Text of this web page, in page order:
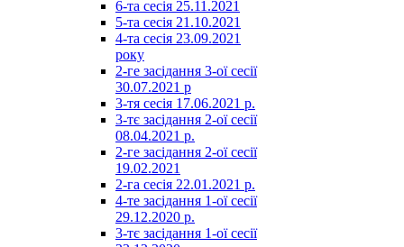
6-та сесія 25.11.2021
5-та сесія 21.10.2021
4-та сесія 23.09.2021
року
2-ге засідання 3-ої сесії
30.07.2021 р
3-тя сесія 17.06.2021 р.
3-тє засідання 2-ої сесії
08.04.2021 р.
2-ге засідання 2-ої сесії
19.02.2021
2-га сесія 22.01.2021 р.
4-те засідання 1-ої сесії
29.12.2020 р.
3-тє засідання 1-ої сесії